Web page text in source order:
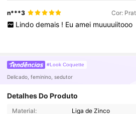
n***3 Cor:
Lindo demais ! Eu amei muuuuiitooo
#Look Coquette
Delicado, feminino, sedutor
Detalhes Do Produto
Material: Liga de Zinco